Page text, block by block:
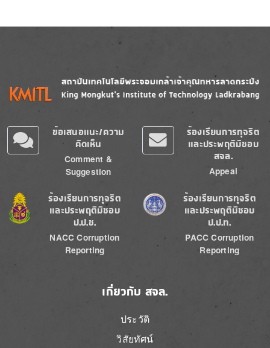
Image
ข้อเสนอแนะ/ความ
คิดเห็น
Comment &
Suggestion
ร้องเรียนการทุจริต
และประพฤติมิชอบ
สจล.
Appeal
Image
ร้องเรียนการทุจริต
และประพฤติมิชอบ
ป.ป.ช.
NACC Corruption
Reporting
Image
ร้องเรียนการทุจริต
และประพฤติมิชอบ
ป.ป.ท.
PACC Corruption
Reporting
เกี่ยวกับ สจล.
ประวัติ
วิสัยทัศน์